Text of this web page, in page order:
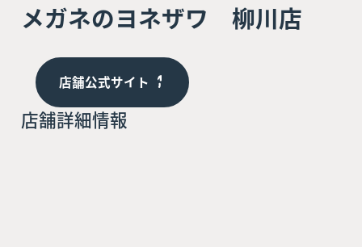
メガネのヨネザワ 柳川店
店舗公式サイト
店舗詳細情報